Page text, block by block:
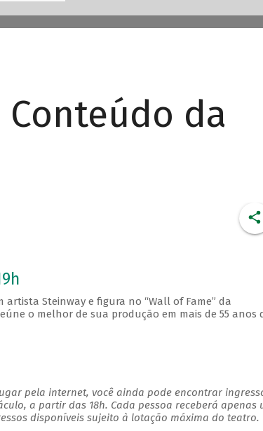
da
Steinway e figura no “Wall of Fame” da
o melhor de sua produção em mais de 55 anos
pela internet, você ainda pode encontrar
a partir das 18h. Cada pessoa receberá apenas
disponíveis sujeito à lotação máxima do teatro.